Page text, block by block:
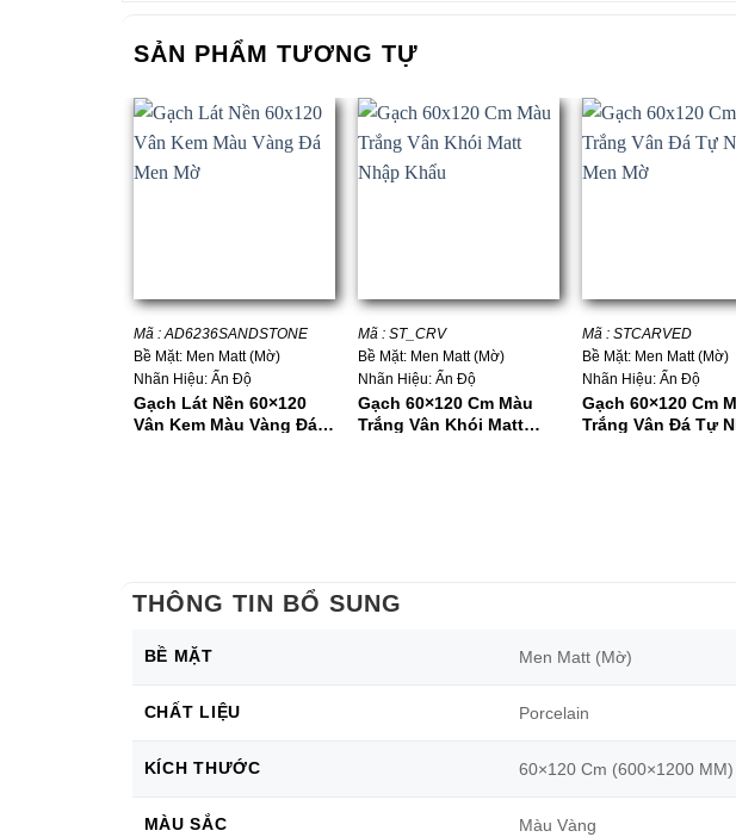
SẢN PHẨM TƯƠNG TỰ
Mã : AD6236SANDSTONE
Bề Mặt: Men Matt (Mờ)
Nhãn Hiệu: Ấn Độ
Gạch Lát Nền 60×120
Vân Kem Màu Vàng Đá
Mã : ST_CRV
Bề Mặt: Men Matt (Mờ)
Nhãn Hiệu: Ấn Độ
Gạch 60×120 Cm Màu
Trắng Vân Khói Matt
Mã : STCARVED
Bề Mặt: Men Matt (Mờ)
Nhãn Hiệu: Ấn Độ
Gạch 60×120 Cm
Trắng Vân Đá Tự
THÔNG TIN BỔ SUNG
BỀ MẶT Men Matt (Mờ)
CHẤT LIỆU Porcelain
KÍCH THƯỚC 60×120 Cm (600×1200 MM)
MÀU SẮC Màu Vàng